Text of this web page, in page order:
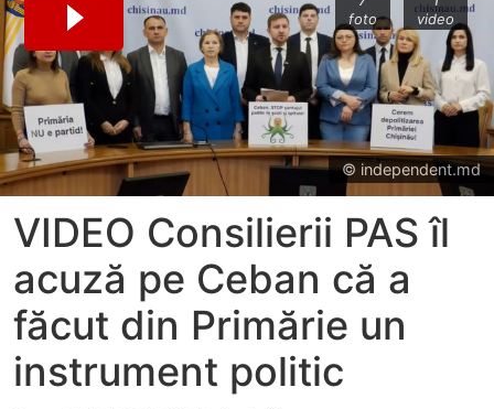
foto video
© independent.md
VIDEO Consilierii PAS îl
acuză pe Ceban că a
făcut din Primărie un
instrument politic